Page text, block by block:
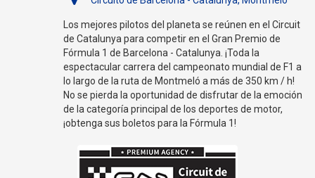
Los mejores pilotos del planeta se reúnen en el Circuit
de Catalunya para competir en el Gran Premio de
Fórmula 1 de Barcelona - Catalunya. ¡Toda la
espectacular carrera del campeonato mundial de F1 a
lo largo de la ruta de Montmeló a más de 350 km / h!
No se pierda la oportunidad de disfrutar de la emoción
de la categoría principal de los deportes de motor,
¡obtenga sus boletos para la Fórmula 1!